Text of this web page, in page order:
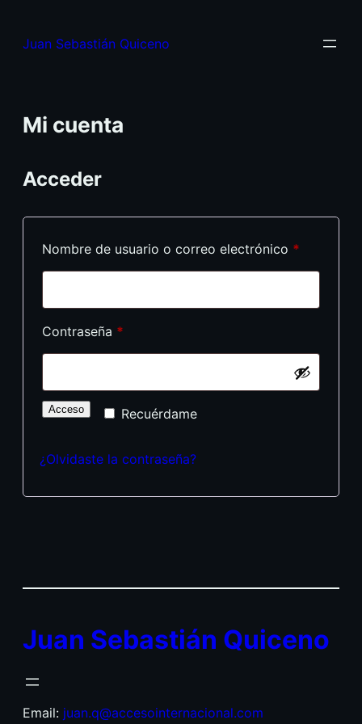
Juan Sebastián Quiceno
Mi cuenta
Acceder
Nombre de usuario o correo electrónico *
Contraseña *
Recuérdame
Acceso
¿Olvidaste la contraseña?
Juan Sebastián Quiceno
Email: juan.q@accesointernacional.com